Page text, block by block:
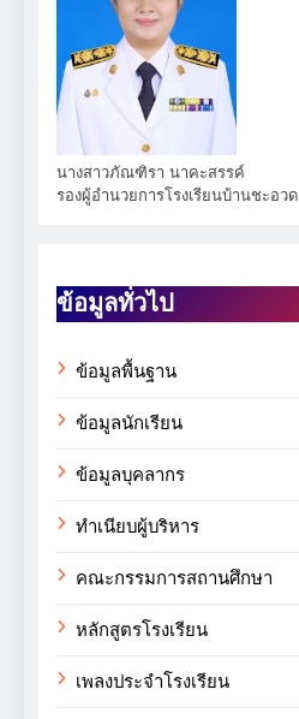
นางสาวภัณฑิรา นาคะสรรค์
รองผู้อำนวยการโรงเรียนบ้านชะอวด
ข้อมูลทั่วไป
ข้อมูลพื้นฐาน
ข้อมูลนักเรียน
ข้อมูลบุคลากร
ทำเนียบผู้บริหาร
คณะกรรมการสถานศึกษา
หลักสูตรโรงเรียน
เพลงประจำโรงเรียน